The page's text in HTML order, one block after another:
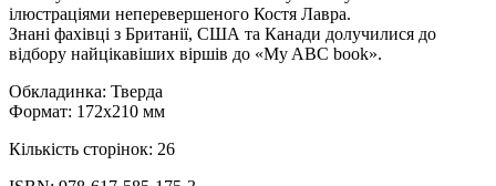
ілюстраціями неперевершеного Костя Лавра.
Знані фахівці з Британії, США та Канади долучилися до
відбору найцікавіших віршів до «My ABC book».
Обкладинка: Тверда
Формат: 172х210 мм
Кількість сторінок: 26